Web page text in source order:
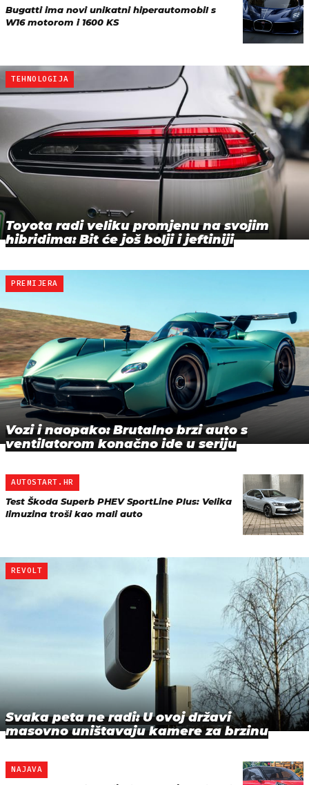
Bugatti ima novi unikatni hiperautomobil s
W16 motorom i 1600 KS
TEHNOLOGIJA
Toyota radi veliku promjenu na svojim
hibridima: Bit će još bolji i jeftiniji
PREMIJERA
Vozi i naopako: Brutalno brzi auto s
ventilatorom konačno ide u seriju
AUTOSTART.HR
Test Škoda Superb PHEV SportLine Plus: Velika
limuzina troši kao mali auto
REVOLT
Svaka peta ne radi: U ovoj državi
masovno uništavaju kamere za brzinu
NAJAVA